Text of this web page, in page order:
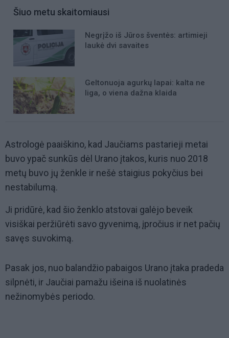
Šiuo metu skaitomiausi
Negrįžo iš Jūros šventės: artimieji
laukė dvi savaites
Geltonuoja agurkų lapai: kalta ne
liga, o viena dažna klaida
Astrologė paaiškino, kad Jaučiams pastarieji metai
buvo ypač sunkūs dėl Urano įtakos, kuris nuo 2018
metų buvo jų ženkle ir nešė staigius pokyčius bei
nestabilumą.
Ji pridūrė, kad šio ženklo atstovai galėjo beveik
visiškai peržiūrėti savo gyvenimą, įpročius ir net pačių
savęs suvokimą.
Pasak jos, nuo balandžio pabaigos Urano įtaka pradeda
silpnėti, ir Jaučiai pamažu išeina iš nuolatinės
nežinomybės periodo.